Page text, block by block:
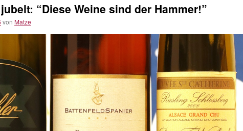
“Diese Weine sind der Hammer!”
von Matze